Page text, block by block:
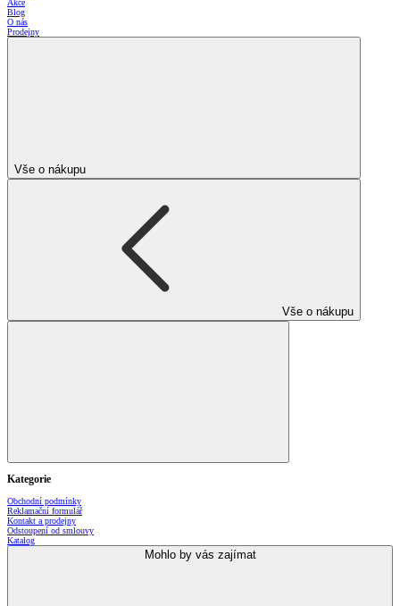
Akce
Blog
O nás
Prodejny
Vše o nákupu
Vše o nákupu
Kategorie
Obchodní podmínky
Reklamační formulář
Kontakt a prodejny
Odstoupení od smlouvy
Katalog
Mohlo by vás zajímat